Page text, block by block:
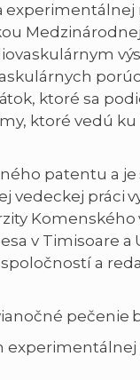
ktoré sa
ktoré vedú
patentu a
vedeckej práci
Komenského
v Timisoare a
a
pečenie